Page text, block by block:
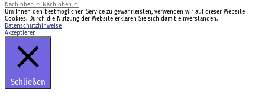
Nach oben ↑ Nach oben ↑
Um Ihnen den bestmöglichen Service zu gewährleisten, verwenden wir auf dieser Website
Cookies. Durch die Nutzung der Website erklären Sie sich damit einverstanden.
Datenschutzhinweise
Akzeptieren
Schließen